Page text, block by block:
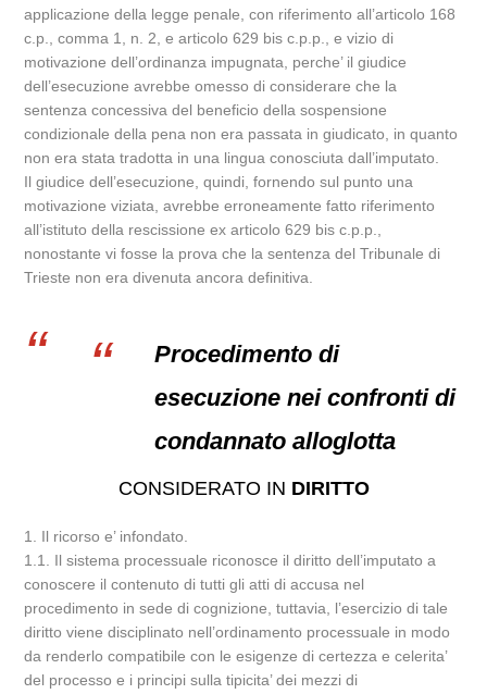
applicazione della legge penale, con riferimento all’articolo 168
c.p., comma 1, n. 2, e articolo 629 bis c.p.p., e vizio di
motivazione dell’ordinanza impugnata, perche’ il giudice
dell’esecuzione avrebbe omesso di considerare che la
sentenza concessiva del beneficio della sospensione
condizionale della pena non era passata in giudicato, in quanto
non era stata tradotta in una lingua conosciuta dall’imputato.
Il giudice dell’esecuzione, quindi, fornendo sul punto una
motivazione viziata, avrebbe erroneamente fatto riferimento
all’istituto della rescissione ex articolo 629 bis c.p.p.,
nonostante vi fosse la prova che la sentenza del Tribunale di
Trieste non era divenuta ancora definitiva.
Procedimento di
esecuzione nei confronti di
condannato alloglotta
CONSIDERATO IN DIRITTO
1. Il ricorso e’ infondato.
1.1. Il sistema processuale riconosce il diritto dell’imputato a
conoscere il contenuto di tutti gli atti di accusa nel
procedimento in sede di cognizione, tuttavia, l’esercizio di tale
diritto viene disciplinato nell’ordinamento processuale in modo
da renderlo compatibile con le esigenze di certezza e celerita’
del processo e i principi sulla tipicita’ dei mezzi di